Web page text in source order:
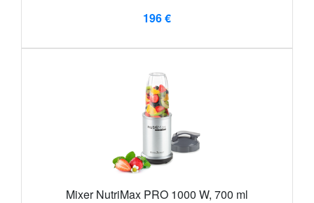
196 €
Mixer NutriMax PRO 1000 W, 700 ml